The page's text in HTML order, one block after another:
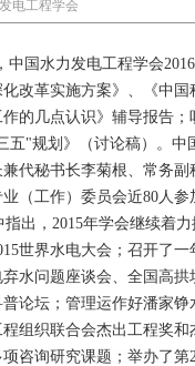
电工程学会
中国水力发电工程学会
改革实施方案》、《中
的几点认识》辅导报告
五"规划》（讨论稿）。
代秘书长李菊根、常务
（工作）委员会近80人
出，2015年学会继续着
世界水电大会；召开了
水问题座谈会、全国高
论坛；管理运作好潘家
组织联合会杰出工程奖
咨询研究课题；举办了